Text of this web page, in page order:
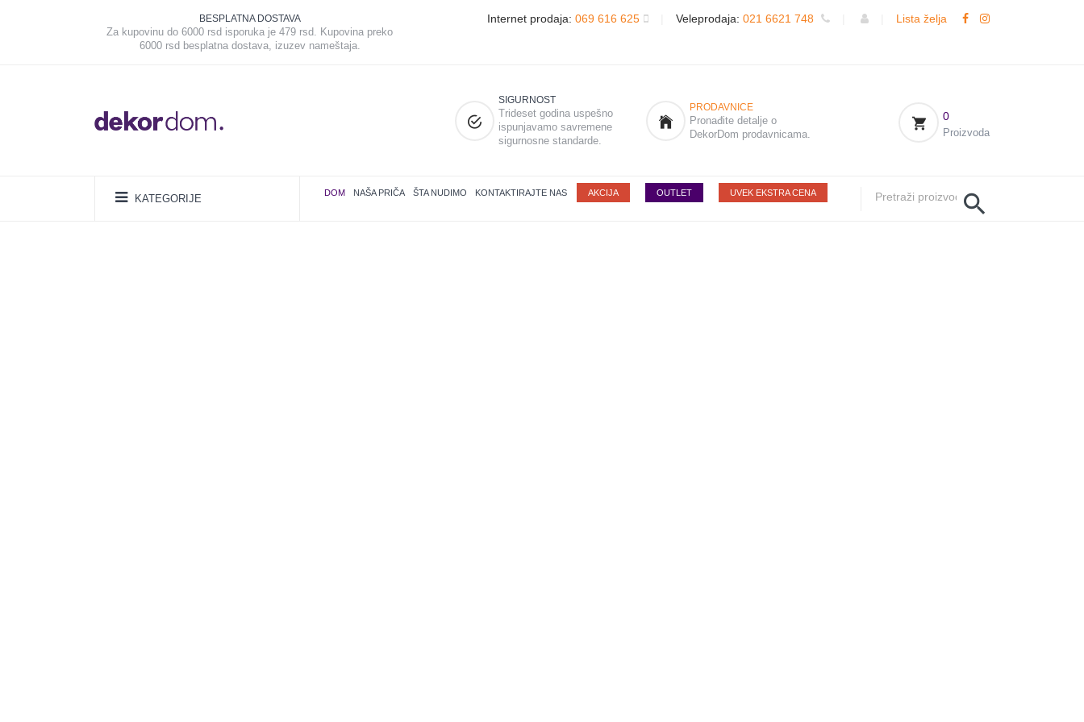
BESPLATNA DOSTAVA
Za kupovinu do 6000 rsd isporuka je 479 rsd. Kupovina preko
6000 rsd besplatna dostava, izuzev nameštaja.
Internet prodaja: 069 616 625 Veleprodaja: 021 6621 748 Lista želja
SIGURNOST
Trideset godina uspešno
ispunjavamo savremene
sigurnosne standarde.
PRODAVNICE
Pronađite detalje o
DekorDom prodavnicama.
0
Proizvoda
KATEGORIJE DOM NAŠA PRIČA ŠTA NUDIMO KONTAKTIRAJTE NAS AKCIJA OUTLET UVEK EKSTRA CENA